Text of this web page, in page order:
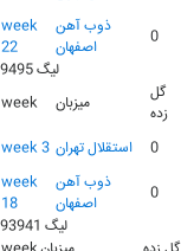
week
22
ذوب آهن
اصفهان
0
لیگ 9495
week
میزبان
گل
زده
week 3 استقلال تهران 0
week
18
ذوب آهن
اصفهان
0
لیگ 93941